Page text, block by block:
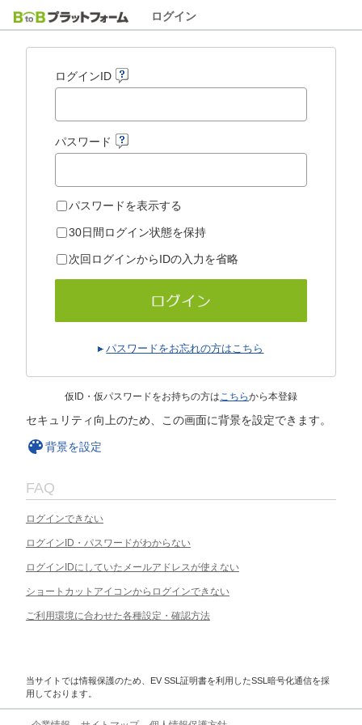
ログイン
ログインID
パスワード
パスワードを表示する
30日間ログイン状態を保持
次回ログインからIDの入力を省略
パスワードをお忘れの方はこちら
仮ID・仮パスワードをお持ちの方はこちらから本登録
セキュリティ向上のため、この画面に背景を設定できます。
背景を設定
FAQ
ログインできない
ログインID・パスワードがわからない
ログインIDにしていたメールアドレスが使えない
ショートカットアイコンからログインできない
ご利用環境に合わせた各種設定・確認方法
当サイトでは情報保護のため、EV SSL証明書を利用したSSL暗号化通信を採
用しております。